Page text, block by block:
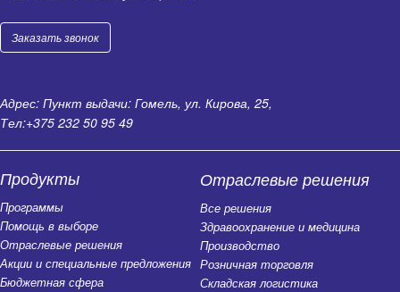
Заказать звонок
Адрес: Пункт выдачи: Гомель, ул. Кирова, 25,
Тел:+375 232 50 95 49
Продукты
Программы
Помощь в выборе
Отраслевые решения
Акции и специальные предложения
Бюджетная сфера
Отраслевые решения
Все решения
Здравоохранение и медицина
Производство
Розничная торговля
Складская логистика